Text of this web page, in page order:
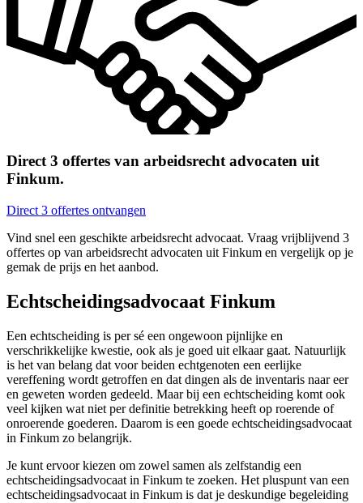
Direct 3 offertes van arbeidsrecht advocaten uit
Finkum.
Direct 3 offertes ontvangen
Vind snel een geschikte arbeidsrecht advocaat. Vraag vrijblijvend 3
offertes op van arbeidsrecht advocaten uit Finkum en vergelijk op je
gemak de prijs en het aanbod.
Echtscheidingsadvocaat Finkum
Een echtscheiding is per sé een ongewoon pijnlijke en
verschrikkelijke kwestie, ook als je goed uit elkaar gaat. Natuurlijk
is het van belang dat voor beiden echtgenoten een eerlijke
vereffening wordt getroffen en dat dingen als de inventaris naar eer
en geweten worden gedeeld. Maar bij een echtscheiding komt ook
veel kijken wat niet per definitie betrekking heeft op roerende of
onroerende goederen. Daarom is een goede echtscheidingsadvocaat
in Finkum zo belangrijk.
Je kunt ervoor kiezen om zowel samen als zelfstandig een
echtscheidingsadvocaat in Finkum te zoeken. Het pluspunt van een
echtscheidingsadvocaat in Finkum is dat je deskundige begeleiding